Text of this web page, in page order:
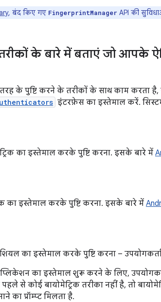
, बंद किए गए FingerprintManager API की
के बारे में बताएं जो आपके
के पुष्टि करने के तरीकों के साथ काम करता
इंटरफ़ेस का इस्तेमाल करें.
का इस्तेमाल करके पुष्टि करना. इसके बारे में
का इस्तेमाल करके पुष्टि करना. इसके बारे में
का इस्तेमाल करके पुष्टि करना – उपयोगकर्ता
का इस्तेमाल शुरू करने के लिए, उपयोगकर्ता
से कोई बायोमेट्रिक तरीका नहीं है, तो
का प्रॉम्प्ट मिलता है.